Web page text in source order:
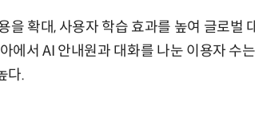
을 확대, 사용자 학습 효과를 높여 글로벌
에서 AI 안내원과 대화를 나눈 이용자 수
다.